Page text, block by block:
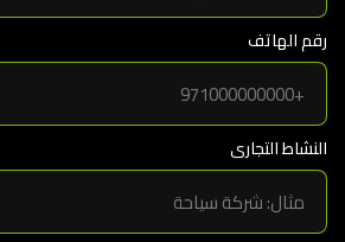
رقم الهاتف
النشاط التجارى